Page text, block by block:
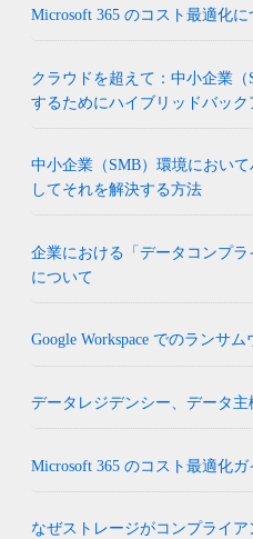
Microsoft 365 のコスト最適化に
クラウドを超えて：中小企業
するためにハイブリッドバッ
中小企業（SMB）環境におい
してそれを解決する方法
企業における「データコンプ
について
Google Workspace でのランサ
データレジデンシー、データ
Microsoft 365 のコスト最適化ガ
なぜストレージがコンプライ